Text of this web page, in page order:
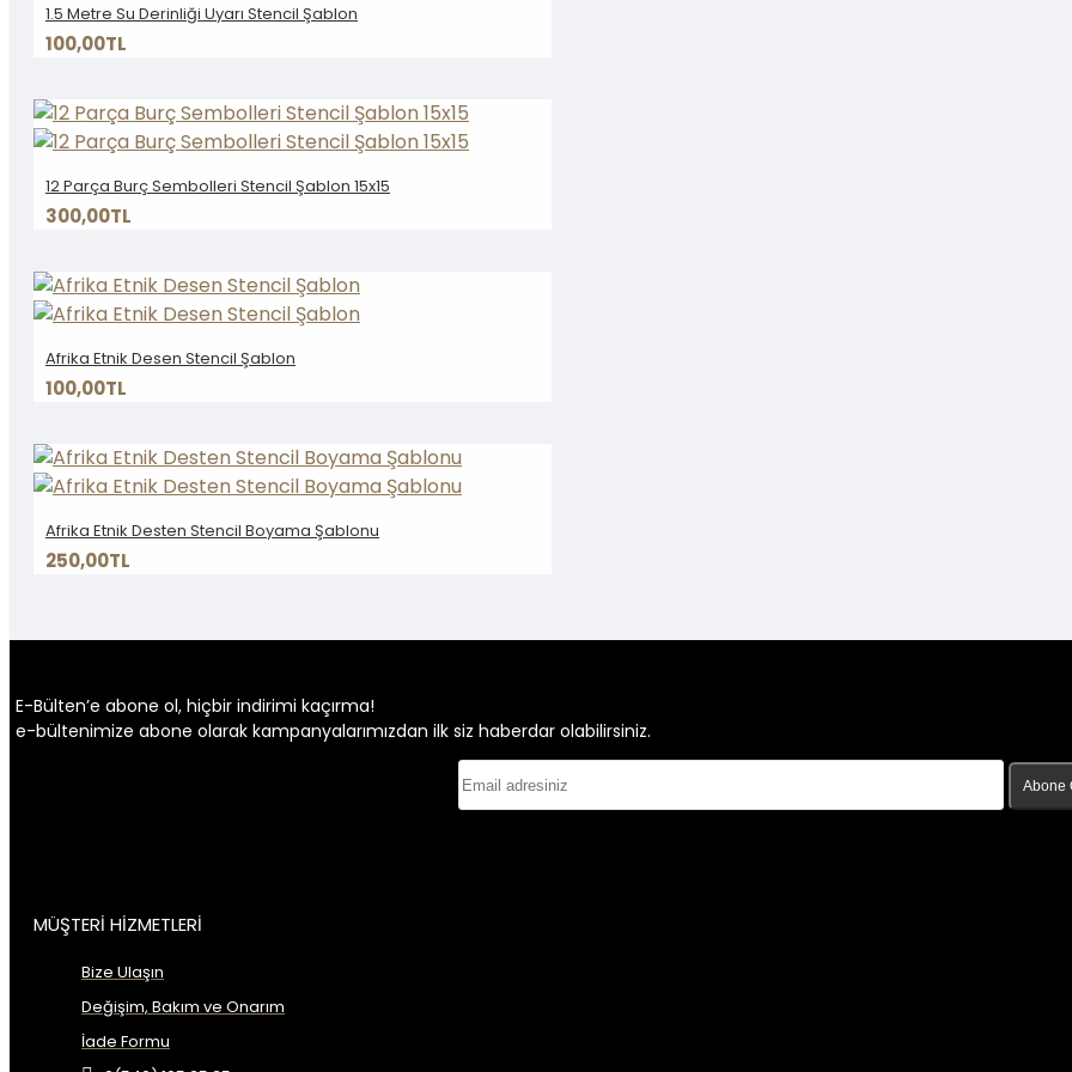
1.5 Metre Su Derinliği Uyarı Stencil Şablon
100,00TL
12 Parça Burç Sembolleri Stencil Şablon 15x15
300,00TL
Afrika Etnik Desen Stencil Şablon
100,00TL
Afrika Etnik Desten Stencil Boyama Şablonu
250,00TL
E-Bülten’e abone ol, hiçbir indirimi kaçırma!
e-bültenimize abone olarak kampanyalarımızdan ilk siz haberdar olabilirsiniz.
Abone
MÜŞTERİ HİZMETLERİ
Bize Ulaşın
Değişim, Bakım ve Onarım
İade Formu